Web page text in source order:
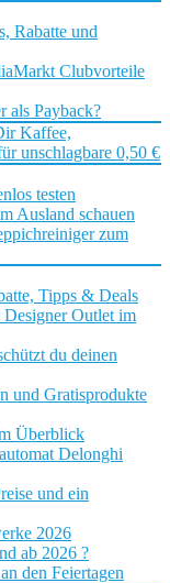
Rabatte und
Clubvorteile
als Payback?
Kaffee,
unschlagbare 0,50 €
testen
Ausland schauen
zum
Tipps & Deals
Outlet im
du deinen
und Gratisprodukte
Überblick
Delonghi
und ein
2026
ab 2026 ?
den Feiertagen